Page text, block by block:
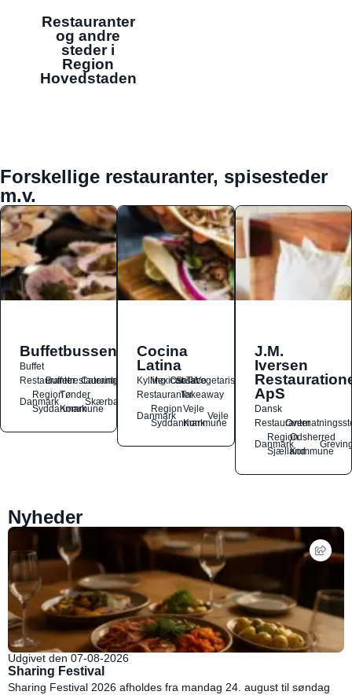
Restauranter
og andre
steder i
Region
Hovedstaden
Forskellige restauranter, spisesteder
m.v.
Buffetbussen
Buffet
Restauranter
Buffetrestauranter
Catering
Danmark
Region
Syddanmark
Tønder
Kommune
Skærbæk
Cocina
Latina
Kylling
Mexicansk
OstSalat
TacoVegetarisk
RestauranterTakeaway
Danmark
Region
Syddanmark
Vejle
Kommune
Vejle
J.M.
Iversen
ApS
Dansk
Restauranter
Danmark
Region
Sjælland
Odsherred
Kommune
Nyheder
Udgivet den 07-08-2026
Sharing Festival
Sharing Festival 2026 afholdes fra mandag 24. august til søndag